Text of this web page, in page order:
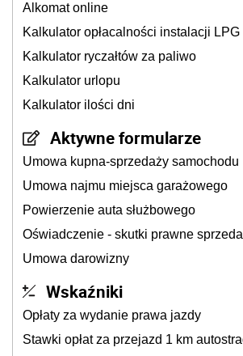
Alkomat online
Kalkulator opłacalności instalacji LPG
Kalkulator ryczałtów za paliwo
Kalkulator urlopu
Kalkulator ilości dni
Aktywne formularze
Umowa kupna-sprzedaży samochodu
Umowa najmu miejsca garażowego
Powierzenie auta służbowego
Oświadczenie - skutki prawne
Umowa darowizny
Wskaźniki
Opłaty za wydanie prawa jazdy
Stawki opłat za przejazd 1 km